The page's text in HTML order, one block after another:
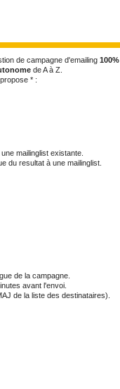
de campagne d'emailing 100%
de A à Z.
* :
mailinglist existante.
du resultat à une mailinglist.
de la campagne.
avant l'envoi.
de la liste des destinataires).